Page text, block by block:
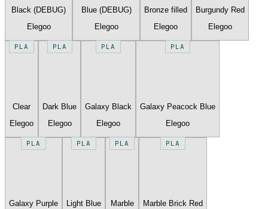
Black (DEBUG)
Elegoo
Blue (DEBUG)
Elegoo
Bronze filled
Elegoo
Burgundy Red
Elegoo
PLA
Clear
Elegoo
PLA
Dark Blue
Elegoo
PLA
Galaxy Black
Elegoo
PLA
Galaxy Peacock Blue
Elegoo
PLA
Galaxy Purple
PLA
Light Blue
PLA
Marble
PLA
Marble Brick Red